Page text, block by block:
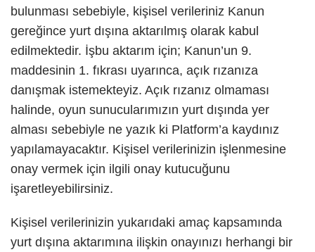
bulunması sebebiyle, kişisel verileriniz Kanun
gereğince yurt dışına aktarılmış olarak kabul
edilmektedir. İşbu aktarım için; Kanun’un 9.
maddesinin 1. fıkrası uyarınca, açık rızanıza
danışmak istemekteyiz. Açık rızanız olmaması
halinde, oyun sunucularımızın yurt dışında yer
alması sebebiyle ne yazık ki Platform’a kaydınız
yapılamayacaktır. Kişisel verilerinizin işlenmesine
onay vermek için ilgili onay kutucuğunu
işaretleyebilirsiniz.
Kişisel verilerinizin yukarıdaki amaç kapsamında
yurt dışına aktarımına ilişkin onayınızı herhangi bir